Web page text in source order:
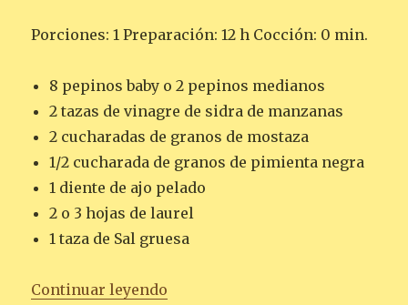
Porciones: 1 Preparación: 12 h Cocción: 0 min.
8 pepinos baby o 2 pepinos medianos
2 tazas de vinagre de sidra de manzanas
2 cucharadas de granos de mostaza
1/2 cucharada de granos de pimienta negra
1 diente de ajo pelado
2 o 3 hojas de laurel
1 taza de Sal gruesa
Continuar leyendo